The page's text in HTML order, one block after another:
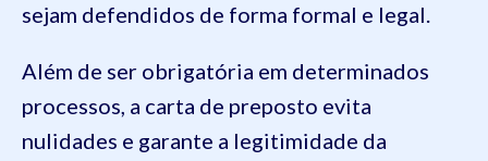
sejam defendidos de forma formal e legal.
Além de ser obrigatória em determinados
processos, a carta de preposto evita
nulidades e garante a legitimidade da